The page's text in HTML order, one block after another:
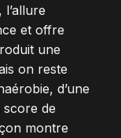
et offre
une
on reste
d’une
score de
montre